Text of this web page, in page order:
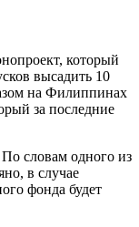
который
высадить 10
на Филиппинах
за последние
словам одного из
в случае
фонда будет